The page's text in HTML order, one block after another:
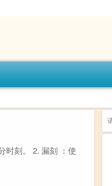
时刻。 2. 漏刻 ：使